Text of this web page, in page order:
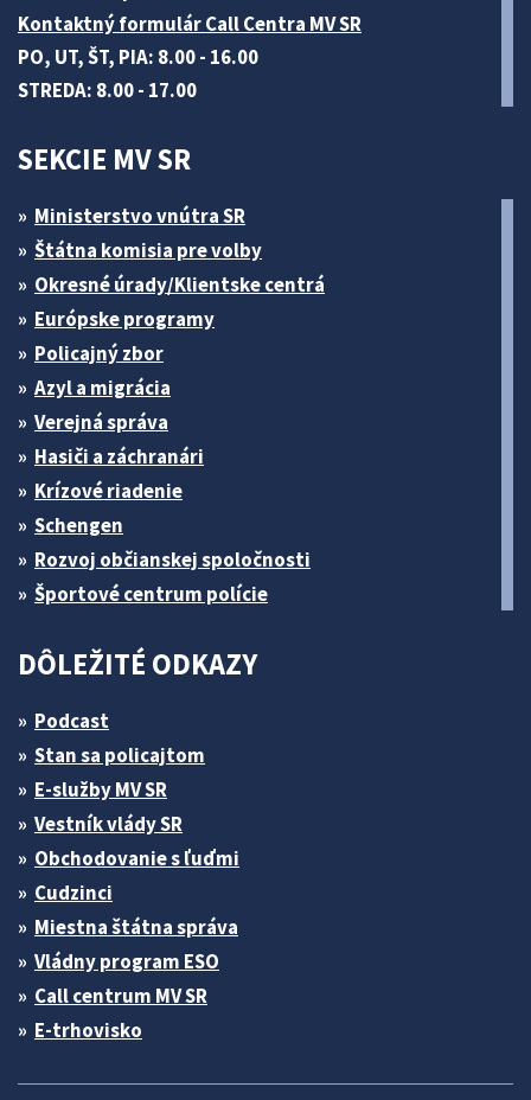
Kontaktný formulár Call Centra MV SR
PO, UT, ŠT, PIA: 8.00 - 16.00
STREDA: 8.00 - 17.00
SEKCIE MV SR
Ministerstvo vnútra SR
Štátna komisia pre volby
Okresné úrady/Klientske centrá
Európske programy
Policajný zbor
Azyl a migrácia
Verejná správa
Hasiči a záchranári
Krízové riadenie
Schengen
Rozvoj občianskej spoločnosti
Športové centrum polície
DÔLEŽITÉ ODKAZY
Podcast
Stan sa policajtom
E-služby MV SR
Vestník vlády SR
Obchodovanie s ľuďmi
Cudzinci
Miestna štátna správa
Vládny program ESO
Call centrum MV SR
E-trhovisko